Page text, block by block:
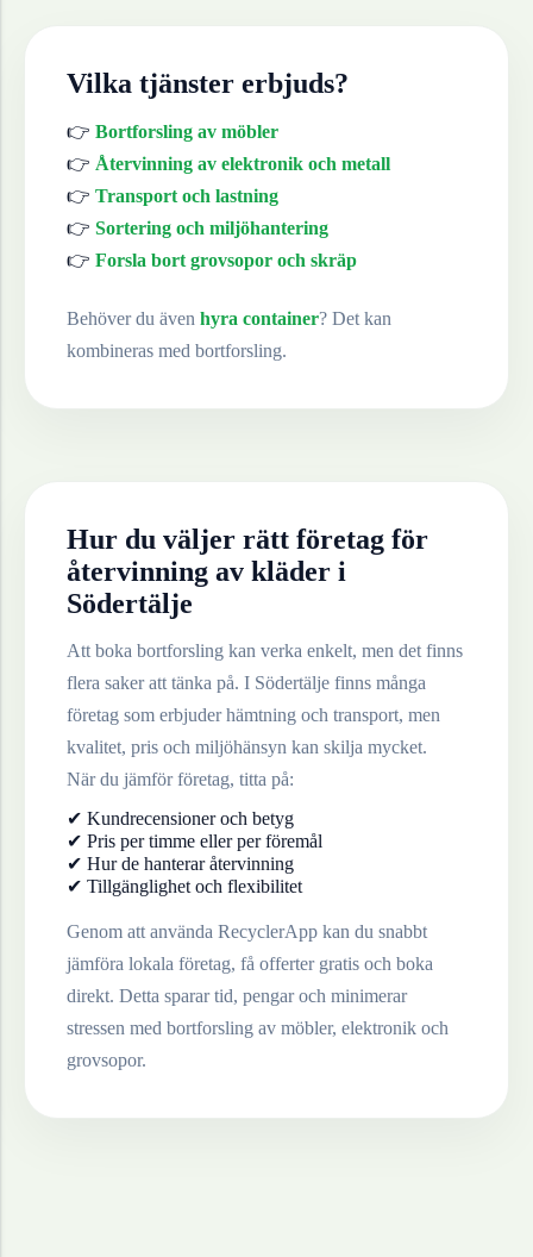
Vilka tjänster erbjuds?
👉 Bortforsling av möbler
👉 Återvinning av elektronik och metall
👉 Transport och lastning
👉 Sortering och miljöhantering
👉 Forsla bort grovsopor och skräp
Behöver du även hyra container? Det kan
kombineras med bortforsling.
Hur du väljer rätt företag för
återvinning av kläder i
Södertälje
Att boka bortforsling kan verka enkelt, men det finns
flera saker att tänka på. I Södertälje finns många
företag som erbjuder hämtning och transport, men
kvalitet, pris och miljöhänsyn kan skilja mycket.
När du jämför företag, titta på:
✔ Kundrecensioner och betyg
✔ Pris per timme eller per föremål
✔ Hur de hanterar återvinning
✔ Tillgänglighet och flexibilitet
Genom att använda RecyclerApp kan du snabbt
jämföra lokala företag, få offerter gratis och boka
direkt. Detta sparar tid, pengar och minimerar
stressen med bortforsling av möbler, elektronik och
grovsopor.